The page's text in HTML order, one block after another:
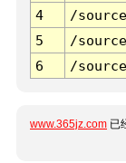
4
/
5
/
6
/
www.365jz.com 已